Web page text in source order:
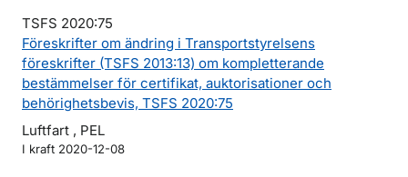
TSFS 2020:75
Föreskrifter om ändring i Transportstyrelsens
föreskrifter (TSFS 2013:13) om kompletterande
bestämmelser för certifikat, auktorisationer och
behörighetsbevis, TSFS 2020:75
Luftfart , PEL
I kraft 2020-12-08